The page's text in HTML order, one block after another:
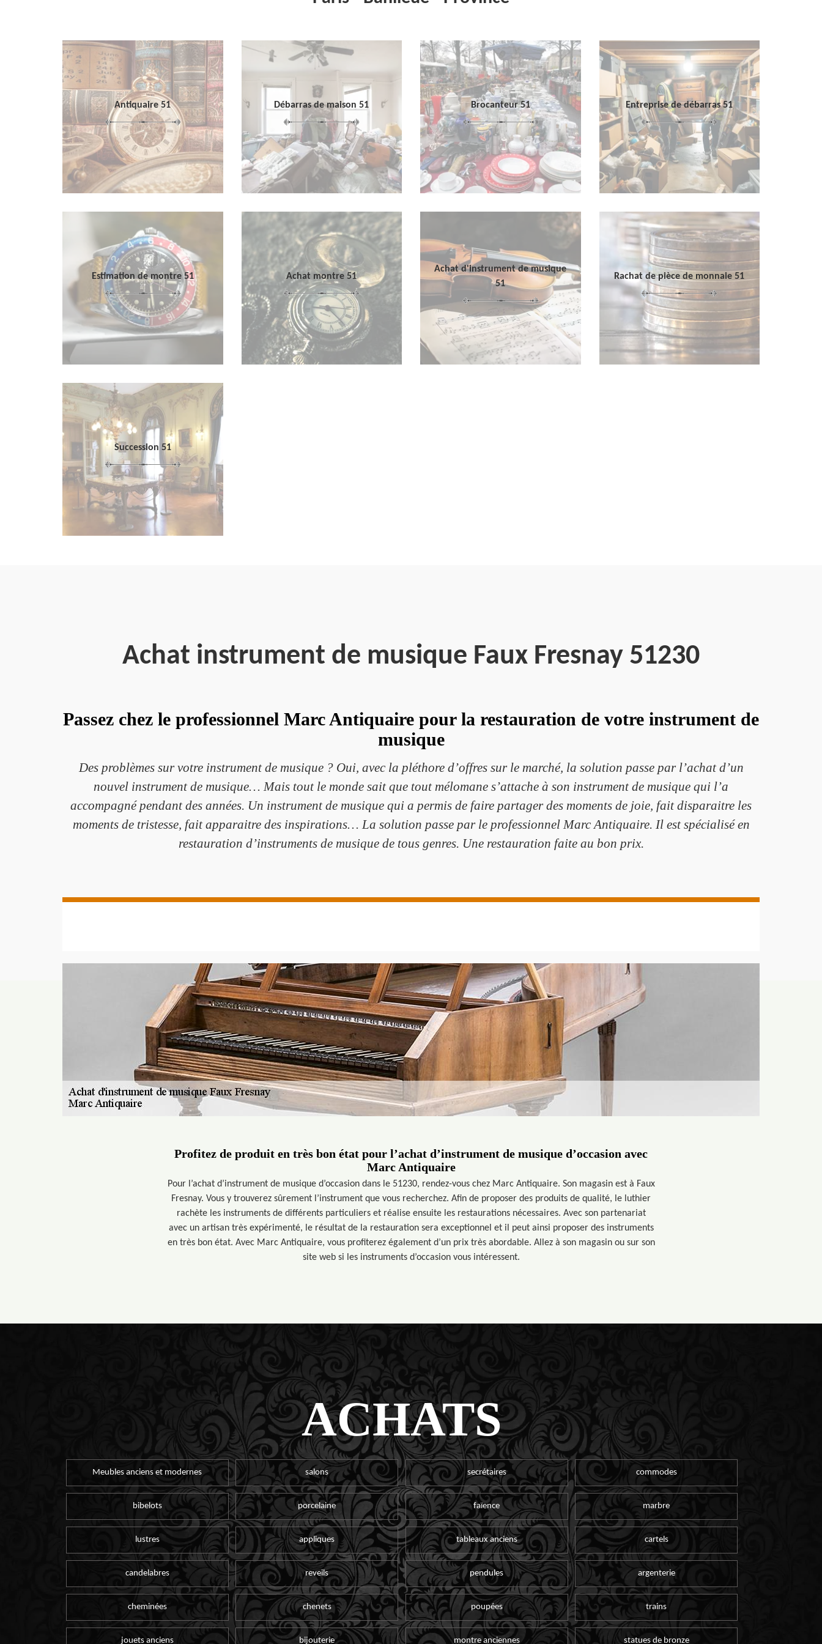
Antiquaire 51 Débarras de maison 51 Brocanteur 51 Entreprise de débarras 51
Estimation de montre 51 Achat montre 51
Achat d'instrument de musique
51
Rachat de pièce de monnaie 51
Succession 51
Achat instrument de musique Faux Fresnay 51230
Passez chez le professionnel Marc Antiquaire pour la restauration de votre instrument de
musique
Des problèmes sur votre instrument de musique ? Oui, avec la pléthore d’offres sur le marché, la solution passe par l’achat d’un
nouvel instrument de musique… Mais tout le monde sait que tout mélomane s’attache à son instrument de musique qui l’a
accompagné pendant des années. Un instrument de musique qui a permis de faire partager des moments de joie, fait disparaitre les
moments de tristesse, fait apparaitre des inspirations… La solution passe par le professionnel Marc Antiquaire. Il est spécialisé en
restauration d’instruments de musique de tous genres. Une restauration faite au bon prix.
Profitez de produit en très bon état pour l’achat d’instrument de musique d’occasion avec
Marc Antiquaire
Pour l’achat d’instrument de musique d’occasion dans le 51230, rendez-vous chez Marc Antiquaire. Son magasin est à Faux
Fresnay. Vous y trouverez sûrement l’instrument que vous recherchez. Afin de proposer des produits de qualité, le luthier
rachète les instruments de différents particuliers et réalise ensuite les restaurations nécessaires. Avec son partenariat
avec un artisan très expérimenté, le résultat de la restauration sera exceptionnel et il peut ainsi proposer des instruments
en très bon état. Avec Marc Antiquaire, vous profiterez également d’un prix très abordable. Allez à son magasin ou sur son
site web si les instruments d’occasion vous intéressent.
ACHATS
Meubles anciens et modernes salons secrétaires commodes
bibelots porcelaine faïence marbre
lustres appliques tableaux anciens cartels
candelabres reveils pendules argenterie
cheminées chenets poupées trains
jouets anciens bijouterie montre anciennes statues de bronze